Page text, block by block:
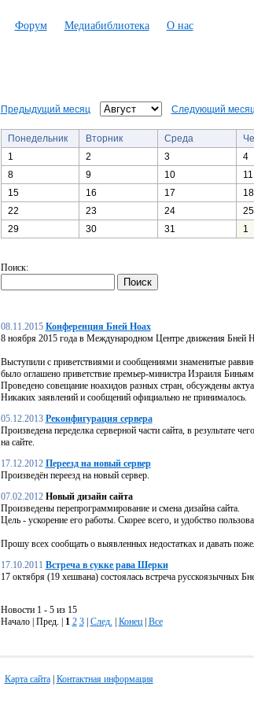
Форум Медиабиблиотека О нас
Предыдущий месяц Следующий
Понедельник Вторник Среда
1
2 3 4
8
9 10 11
15
16 17 18
22
23 24 25
29
30 31 1
Поиск:
08.11.2015 Конференция Бней Ноах
8 ноября 2015 года в Международном Центре движения Бней
Выступили с приветствиями и сообщениями знаменитые
было оглашено приветствие премьер-министра Израиля
Проведено совещание ноахидов разных стран, обсуждены
Никаких заявлений и сообщений официально не принималось.
05.12.2013 Реконфигурация сервера
Произведена переделка серверной части сайта, в результате
на сайте.
17.12.2012 Переезд на новый сервер
Произведён переезд на новый сервер.
07.02.2012 Новый дизайн сайта
Произведены перепрограммирование и смена дизайна сайта.
Цель - ускорение его работы. Скорее всего, и удобство
Прошу всех сообщать о выявленных недостатках и давать
17.10.2011 Встреча в сукке рава Шерки
17 октября (19 хешвана) состоялась встреча русскоязычных
Новости 1 - 5 из 15
Начало | Пред. |
1 2 3| След. Конец Все
Карта сайта| Контактная информация